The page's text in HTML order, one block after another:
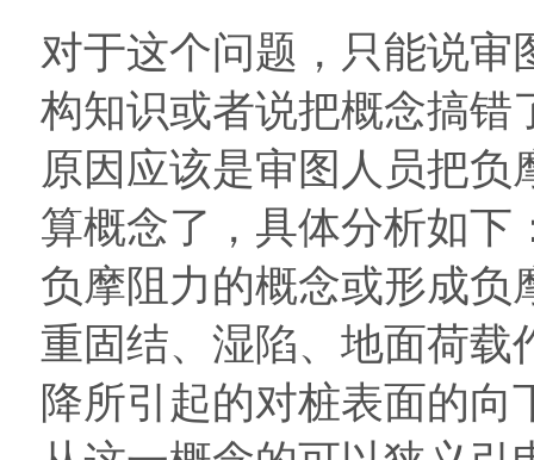
对于这个问题，只能说审
构知识或者说把概念搞错
原因应该是审图人员把
算概念了，具体分析如下
负摩阻力的概念或形成负
重固结、湿陷、地面荷载
降所引起的对桩表面的向